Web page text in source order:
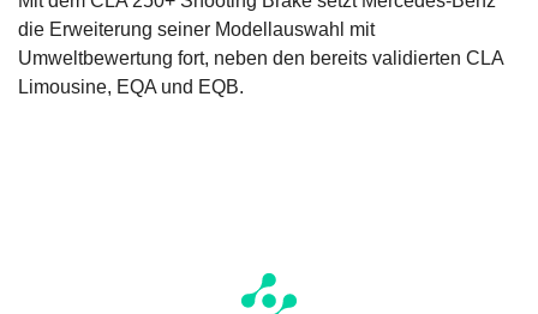
die Erweiterung seiner Modellauswahl mit
Umweltbewertung fort, neben den bereits validierten CLA
Limousine, EQA und EQB.